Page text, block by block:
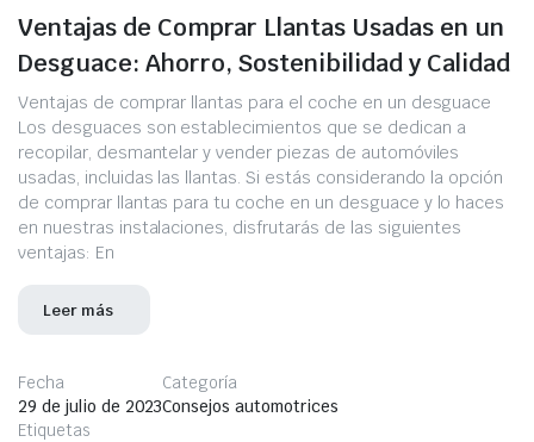
Ventajas de Comprar Llantas Usadas en un
Desguace: Ahorro, Sostenibilidad y Calidad
Ventajas de comprar llantas para el coche en un desguace
Los desguaces son establecimientos que se dedican a
recopilar, desmantelar y vender piezas de automóviles
usadas, incluidas las llantas. Si estás considerando la opción
de comprar llantas para tu coche en un desguace y lo haces
en nuestras instalaciones, disfrutarás de las siguientes
ventajas: En
Leer más
Fecha
29 de julio de 2023
Categoría
Consejos automotrices
Etiquetas